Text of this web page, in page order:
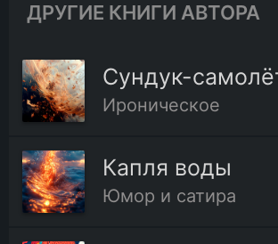
ДРУГИЕ КНИГИ АВТОРА
Сундук-
Ироническое
Капля воды
Юмор и сатира